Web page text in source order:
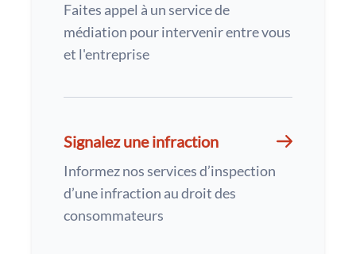
Faites appel à un service de
médiation pour intervenir entre vous
et l'entreprise
Signalez une infraction
Informez nos services d’inspection
d’une infraction au droit des
consommateurs